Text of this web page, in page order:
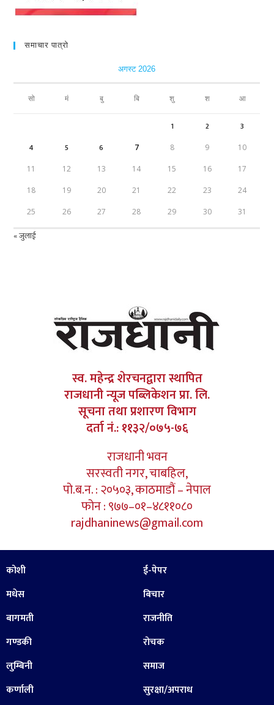
समाचार पात्रो
अगस्ट 2026
सो मं बु बि शु श आ
1 2
3
4
5 6 7 8 9 10
11 12 13 14 15 16 17
18 19 20 21 22 23 24
25 26 27 28 29 30 31
« जुलाई
स्व. महेन्द्र शेरचनद्वारा स्थापित
राजधानी न्यूज पब्लिकेशन प्रा. लि.
सूचना तथा प्रशारण विभाग
दर्ता नं.: ११३२/०७५-७६
राजधानी भवन
सरस्वती नगर, चाबहिल,
पो.ब.न. : २०५०३, काठमाडौं – नेपाल
फोन : ९७७–०१–४८११०८०
rajdhaninews@gmail.com
कोशी
मधेस
बागमती
गण्डकी
लुम्बिनी
कर्णाली
ई-पेपर
बिचार
राजनीति
रोचक
समाज
सुरक्षा/अपराध